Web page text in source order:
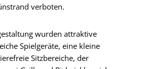
verboten.
wurden attraktive
Spielgeräte, eine kleine
Sitzbereiche, der